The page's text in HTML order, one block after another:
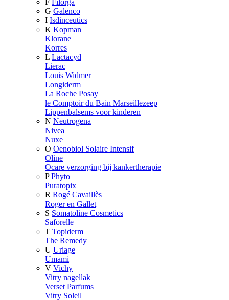
F Filorga
G Galenco
I Isdinceutics
K Kopman
Klorane
Korres
L Lactacyd
Lierac
Louis Widmer
Longiderm
La Roche Posay
le Comptoir du Bain Marseillezeep
Lippenbalsems voor kinderen
N Neutrogena
Nivea
Nuxe
O Oenobiol Solaire Intensif
Oline
Ocare verzorging bij kankertherapie
P Phyto
Puratopix
R Rogé Cavaillès
Roger en Gallet
S Somatoline Cosmetics
Saforelle
T Topiderm
The Remedy
U Uriage
Umami
V Vichy
Vitry nagellak
Verset Parfums
Vitry Soleil